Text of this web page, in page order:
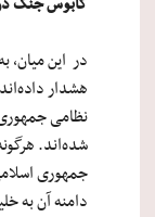
در این میان،
هشدار
نظامی
شده‌اند.
جمهوری
دامنه آن به